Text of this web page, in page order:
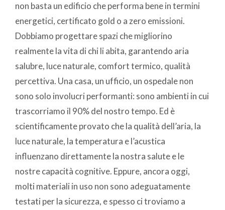
non basta un edificio che performa bene in termini
energetici, certificato gold o a zero emissioni.
Dobbiamo progettare spazi che migliorino
realmente la vita di chi li abita, garantendo aria
salubre, luce naturale, comfort termico, qualità
percettiva. Una casa, un ufficio, un ospedale non
sono solo involucri performanti: sono ambienti in cui
trascorriamo il 90% del nostro tempo. Ed è
scientificamente provato che la qualità dell’aria, la
luce naturale, la temperatura e l’acustica
influenzano direttamente la nostra salute e le
nostre capacità cognitive. Eppure, ancora oggi,
molti materiali in uso non sono adeguatamente
testati per la sicurezza, e spesso ci troviamo a